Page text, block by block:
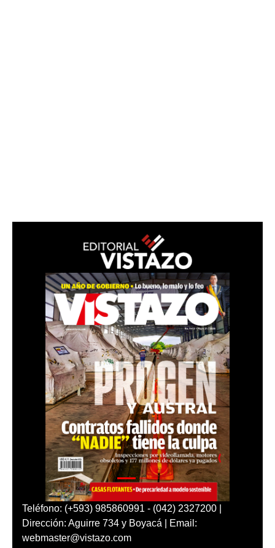
Teléfono: (+593) 985860991 - (042) 2327200 |
Dirección: Aguirre 734 y Boyacá | Email:
webmaster@vistazo.com